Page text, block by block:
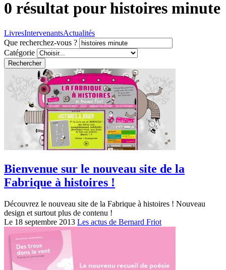
0 résultat pourhistoires minute
LivresIntervenantsActualités
Que recherchez-vous ?
Catégorie
Rechercher
Bienvenue sur le nouveau site de la
Fabrique à histoires !
Découvrez le nouveau site de la Fabrique à histoires ! Nouveau
design et surtout plus de contenu !
Le 18 septembre 2013 Les actus de Bernard Friot